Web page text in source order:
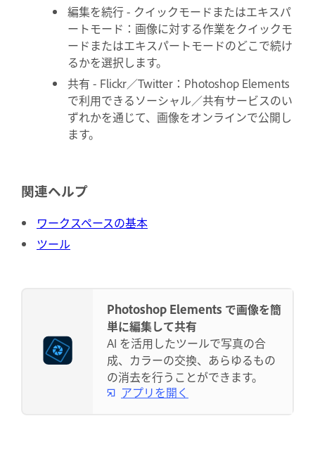
編集を続行 - クイックモードまたはエキスパ
ートモード：画像に対する作業をクイックモ
ードまたはエキスパートモードのどこで続け
るかを選択します。
共有 - Flickr／Twitter：Photoshop Elements
で利用できるソーシャル／共有サービスのい
ずれかを通じて、画像をオンラインで公開し
ます。
関連ヘルプ
ワークスペースの基本
ツール
Photoshop Elements で画像を簡
単に編集して共有
AI を活用したツールで写真の合
成、カラーの交換、あらゆるもの
の消去を行うことができます。
アプリを開く